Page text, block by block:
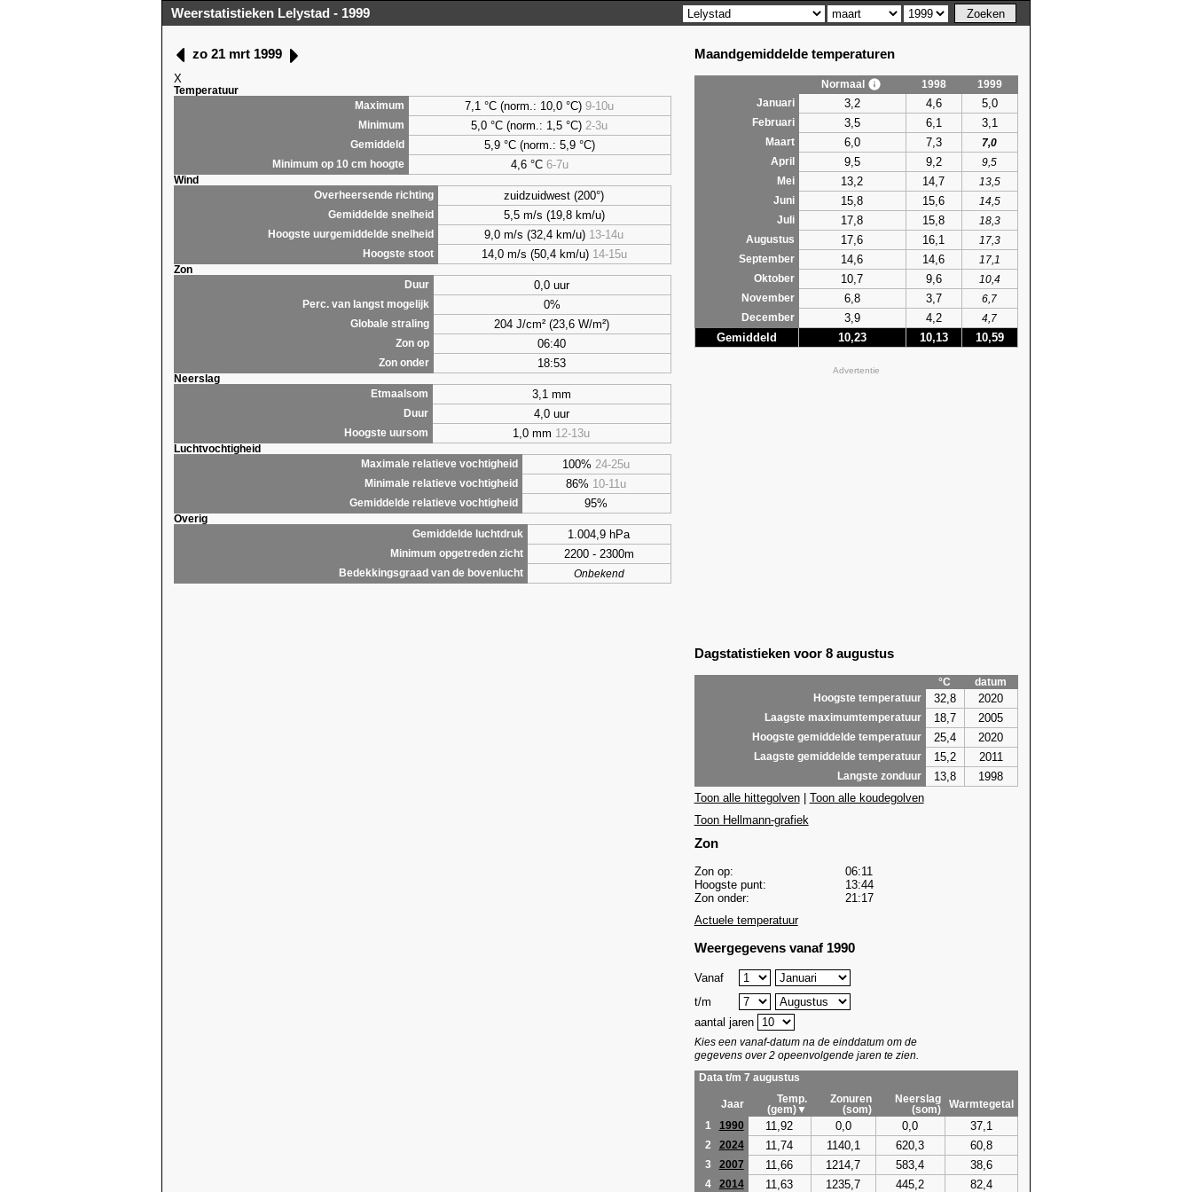
Weerstatistieken Lelystad - 1999
zo 21 mrt 1999
X
Temperatuur
Maximum
7,1 °C (norm.: 10,0 °C)9-10u
Minimum 5,0 °C (norm.: 1,5 °C) 2-3u
Gemiddeld 5,9 °C (norm.: 5,9 °C)
Minimum op 10 cm hoogte 4,6 °C 6-7u
Wind
Overheersende richting
zuidzuidwest (200°)
Gemiddelde snelheid 5,5 m/s (19,8 km/u)
Hoogste uurgemiddelde snelheid 9,0 m/s (32,4 km/u) 13-14u
Hoogste stoot 14,0 m/s (50,4 km/u) 14-15u
Zon
Duur
0,0 uur
Perc. van langst mogelijk 0%
Globale straling 204 J/cm² (23,6 W/m²)
Zon op 06:40
Zon onder 18:53
Neerslag
Etmaalsom
3,1 mm
Duur 4,0 uur
Hoogste uursom 1,0 mm 12-13u
Luchtvochtigheid
Maximale relatieve vochtigheid
100% 24-25u
Minimale relatieve vochtigheid 86% 10-11u
Gemiddelde relatieve vochtigheid 95%
Overig
Gemiddelde luchtdruk
1.004,9 hPa
Minimum opgetreden zicht 2200 - 2300m
Bedekkingsgraad van de bovenlucht Onbekend
Maandgemiddelde temperaturen
Normaal 1998
1999
Januari
3,2 4,6 5,0
Februari 3,5 6,1 3,1
Maart 6,0 7,3
7,0
April
9,5 9,2
9,5
Mei
13,2 14,7
13,5
Juni
15,8 15,6
14,5
Juli
17,8 15,8
18,3
Augustus
17,6 16,1
17,3
September
14,6 14,6
17,1
Oktober
10,7 9,6
10,4
November
6,8 3,7
6,7
December
3,9 4,2 4,7
Gemiddeld 10,23 10,13 10,59
Advertentie
Dagstatistieken voor 8 augustus
°C
datum
Hoogste temperatuur
32,8 2020
Laagste maximumtemperatuur 18,7 2005
Hoogste gemiddelde temperatuur 25,4 2020
Laagste gemiddelde temperatuur 15,2 2011
Langste zonduur 13,8
1998
Toon alle hittegolven| Toon alle koudegolven
Toon Hellmann-grafiek
Zon
Zon op:
06:11
Hoogste punt:
13:44
Zon onder:
21:17
Actuele temperatuur
Weergegevens vanaf 1990
Vanaf
t/m
aantal jaren
Kies een vanaf-datum na de einddatum om de
gegevens over 2 opeenvolgende jaren te zien.
Data t/m 7 augustus
Jaar
Temp.
(gem)▼
Zonuren
(som)
Neerslag
(som)
Warmtegetal
1
1990 11,92 0,0 0,0 37,1
2 2024 11,74 1140,1 620,3 60,8
3 2007 11,66 1214,7 583,4 38,6
4 2014 11,63 1235,7 445,2 82,4